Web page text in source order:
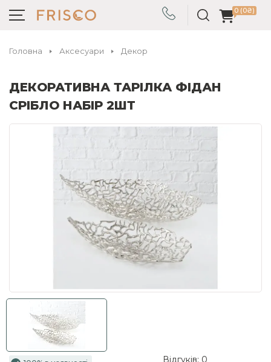
0 (0₴)
Головна Аксесуари Декор
ДЕКОРАТИВНА ТАРІЛКА ФІДАН
СРІБЛО НАБІР 2ШТ
Відгуків: 0